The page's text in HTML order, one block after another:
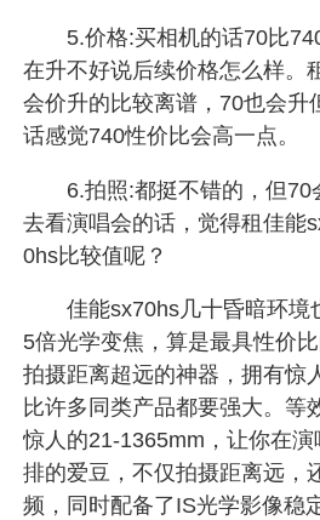
5.价格:买相机的话70比
在升不好说后续价格怎么样。
会价升的比较离谱，70也会升
话感觉740性价比会高一点。
6.拍照:都挺不错的，但70
去看演唱会的话，觉得租佳能
0hs比较值呢？
佳能sx70hs几十昏暗环境
5倍光学变焦，算是最具性价
拍摄距离超远的神器，拥有惊
比许多同类产品都要强大。等
惊人的21-1365mm，让你在
排的爱豆，不仅拍摄距离远，
频，同时配备了IS光学影像稳